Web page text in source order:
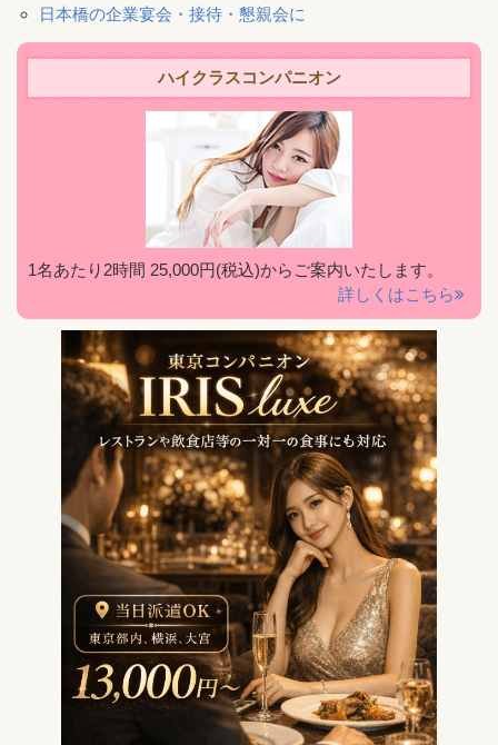
日本橋の企業宴会・接待・懇親会に
ハイクラスコンパニオン
1名あたり2時間 25,000円(税込)からご案内いたします。
詳しくはこちら